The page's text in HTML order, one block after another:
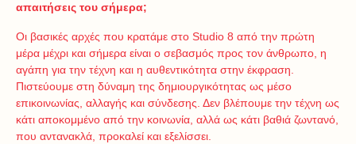
απαιτήσεις του σήμερα;
Οι βασικές αρχές που κρατάμε στο Studio 8 από την πρώτη
μέρα μέχρι και σήμερα είναι ο σεβασμός προς τον άνθρωπο, η
αγάπη για την τέχνη και η αυθεντικότητα στην έκφραση.
Πιστεύουμε στη δύναμη της δημιουργικότητας ως μέσο
επικοινωνίας, αλλαγής και σύνδεσης. Δεν βλέπουμε την τέχνη ως
κάτι αποκομμένο από την κοινωνία, αλλά ως κάτι βαθιά ζωντανό,
που αντανακλά, προκαλεί και εξελίσσει.